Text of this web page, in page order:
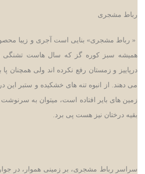
رباط مشجری
« رباط مشجری» بنایی است آجری و زیبا محصور
همیشه سبز کوره گز که سال هاست تشنگی
درپاییز و زمستان رفع نکرده اند ولی همچنان
می دهند. از انبوه تنه های خشکیده و ستبر این
زمین های بایر افتاده است، میتوان به
بقیه درختان نیز هست پی برد.
سراسر رباط مشجری، بر زمینی هموار، در